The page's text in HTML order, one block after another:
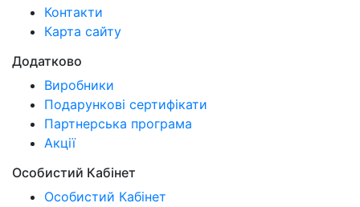
Контакти
Карта сайту
Додатково
Виробники
Подарункові сертифікати
Партнерська програма
Акції
Особистий Кабінет
Особистий Кабінет